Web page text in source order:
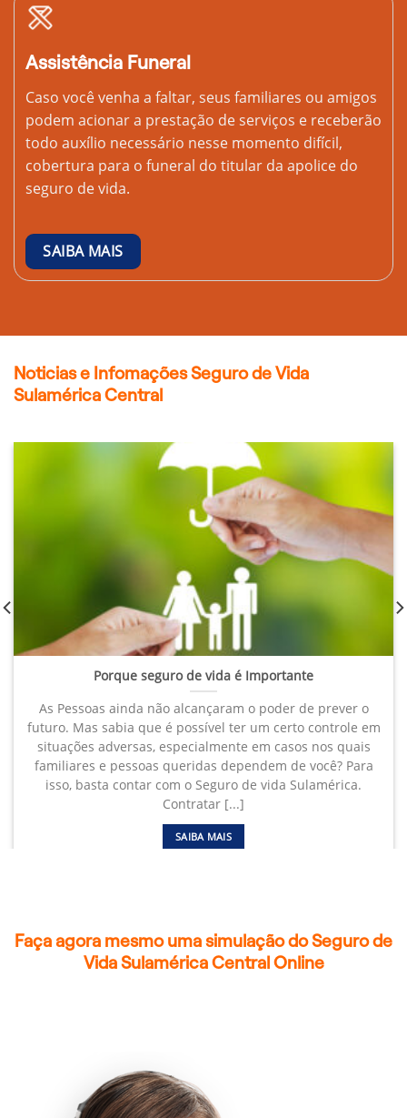
Assistência Funeral
Caso você venha a faltar, seus familiares ou amigos
podem acionar a prestação de serviços e receberão
todo auxílio necessário nesse momento difícil,
cobertura para o funeral do titular da apolice do
seguro de vida.
SAIBA MAIS
Noticias e Infomações Seguro de Vida
Sulamérica Central
Porque seguro de vida é Importante
As Pessoas ainda não alcançaram o poder de prever o
futuro. Mas sabia que é possível ter um certo controle em
situações adversas, especialmente em casos nos quais
familiares e pessoas queridas dependem de você? Para
isso, basta contar com o Seguro de vida Sulamérica.
Contratar [...]
SAIBA MAIS
Faça agora mesmo uma simulação do Seguro de
Vida Sulamérica Central Online